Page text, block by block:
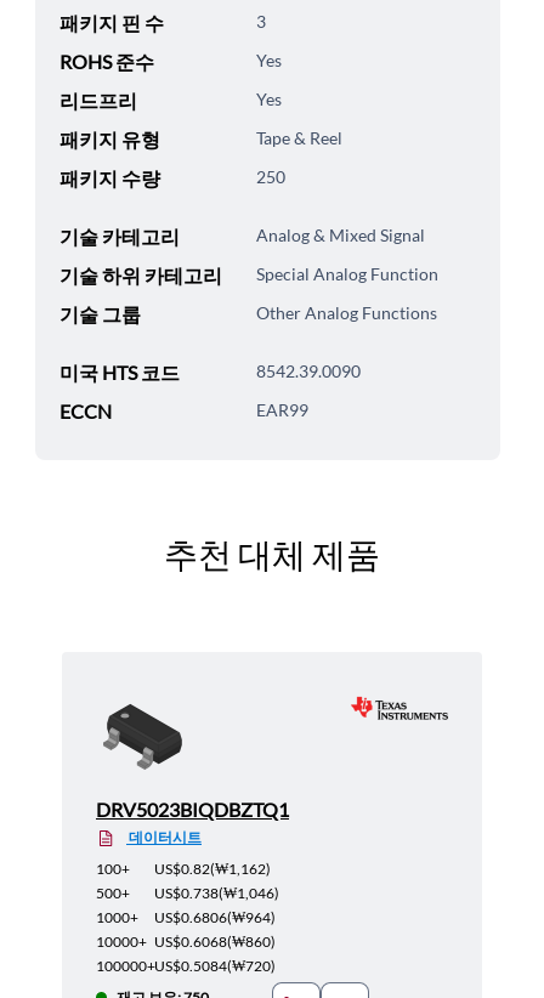
패키지 핀 수 3
ROHS 준수 Yes
리드프리 Yes
패키지 유형 Tape & Reel
패키지 수량 250
기술 카테고리 Analog & Mixed Signal
기술 하위 카테고리 Special Analog Function
기술 그룹 Other Analog Functions
미국 HTS 코드 8542.39.0090
ECCN EAR99
추천 대체 제품
DRV5023BIQDBZTQ1
데이터시트
100+
US$0.82(₩1,162)
500+
US$0.738(₩1,046)
1000+
US$0.6806(₩964)
10000+ US$0.6068(₩860)
100000+US$0.5084(₩720)